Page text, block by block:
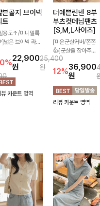
븐골지 브이넥
트
용도↑/미니멀룩
넓은 브이넥 라인
몸에 편안하게 닿
으며 슬림한 실루엣을
어주고 데일리로
도 손색없는 니트
!
22,900
원
25,400
원
뷰 카운트 영역
더예쁜린넨 8부
부츠컷데님팬츠
[S,M,L사이즈]
[미운군살커버/쫀쫀
👍]군살을 잡아주는
깔끔한 부츠컷 핏에
발목이 드러나는 8부
기장으로 다리를 슬림
하고 길어보이게 만들
어주며 생지 소재로
멋을 더한 데님팬츠에
12%36,900
원
리뷰 카운트 영역